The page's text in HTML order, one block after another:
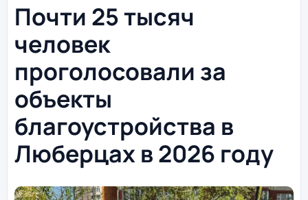
Почти 25 тысяч
человек
проголосовали за
объекты
благоустройства в
Люберцах в 2026 году